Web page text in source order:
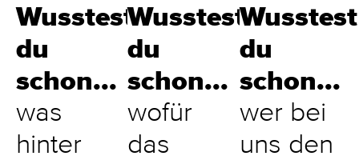
Wusstest
du
schon...
was
hinter
Wusstest
du
schon...
wofür
das
Wusstest
du
schon...
wer bei
uns den